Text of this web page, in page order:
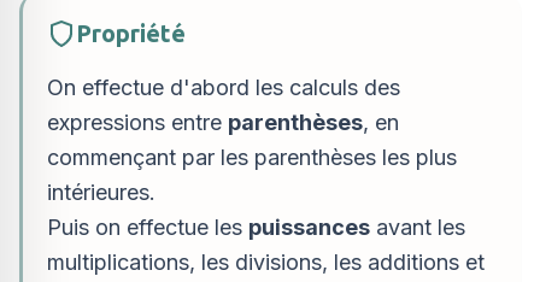
Propriété
On effectue d'abord les calculs des
expressions entre parenthèses, en
commençant par les parenthèses les plus
intérieures.
Puis on effectue les puissances avant les
multiplications, les divisions, les additions et